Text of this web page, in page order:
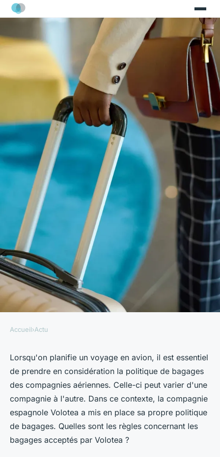
Quels types de bagages sont
permis sur les vols de Volotea
?
arlette•29 septembre 2023 •2 min de lecture
Accueil›Actu
Lorsqu'on planifie un voyage en avion, il est essentiel
de prendre en considération la politique de bagages
des compagnies aériennes. Celle-ci peut varier d'une
compagnie à l'autre. Dans ce contexte, la compagnie
espagnole Volotea a mis en place sa propre politique
de bagages. Quelles sont les règles concernant les
bagages acceptés par Volotea ?